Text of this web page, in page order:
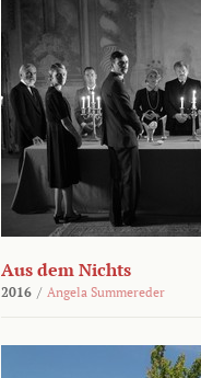
Aus dem Nichts
2016 / Angela Summereder